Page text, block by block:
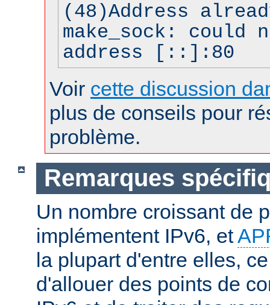
(48)Address
make_sock: could
address [::]:80
Voir cette discussion
plus de conseils pour
problème.
Remarques
Un nombre croissant de
implémentent IPv6, et
la plupart d'entre elles,
d'allouer des points de